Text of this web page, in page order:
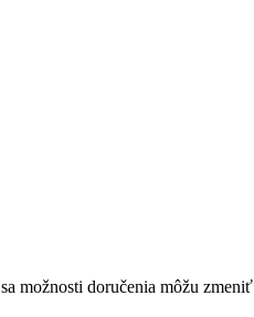
možnosti doručenia môžu